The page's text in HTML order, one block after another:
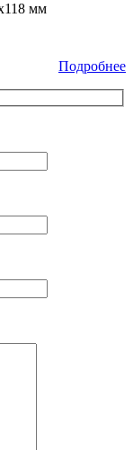
мм
Подробнее